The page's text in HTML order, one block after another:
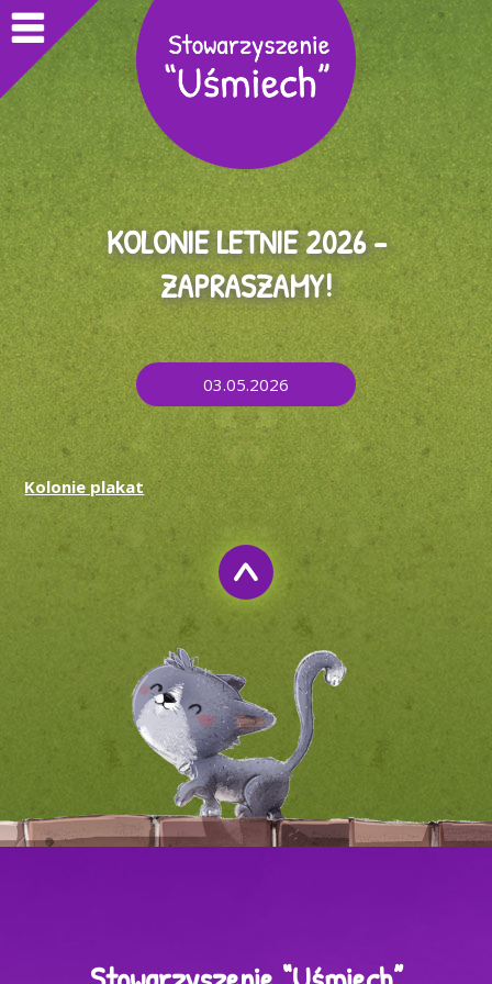
KOLONIE LETNIE 2026 –
ZAPRASZAMY!
03.05.2026
Kolonie plakat